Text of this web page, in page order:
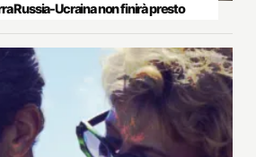
Russia-Ucraina non finirà presto